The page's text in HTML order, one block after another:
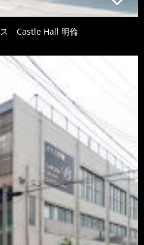
ス Castle Hall 明倫